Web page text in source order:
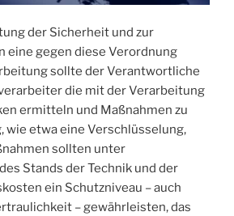
der Sicherheit und zur
eine gegen diese Verordnung
sollte der Verantwortliche
die mit der Verarbeitung
ermitteln und Maßnahmen zu
wie etwa eine Verschlüsselung,
sollten unter
Stands der Technik und der
ein Schutzniveau – auch
– gewährleisten, das